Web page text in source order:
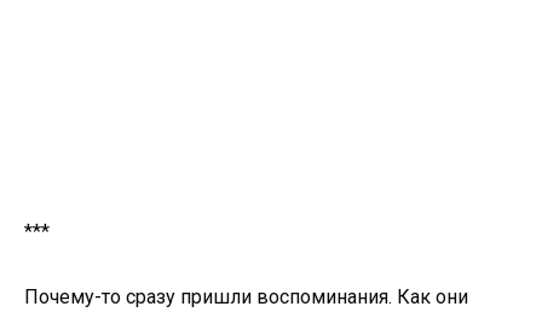
***
Почему-то сразу пришли воспоминания. Как они